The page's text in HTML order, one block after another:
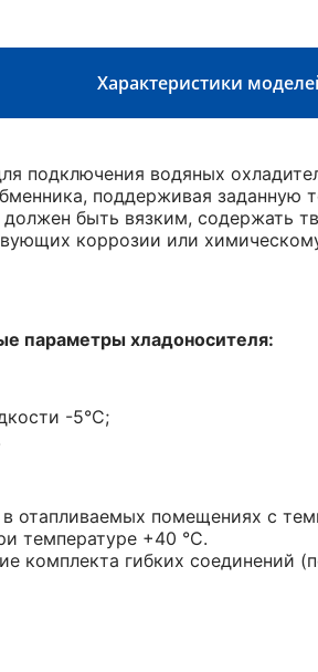
Характеристики
подключения водяных
поддерживая заданную
быть вязким, содержать
коррозии или
параметры хладоносителя:
-5°С;
в отапливаемых помещениях с
температуре +40 °С.
комплекта гибких соединений